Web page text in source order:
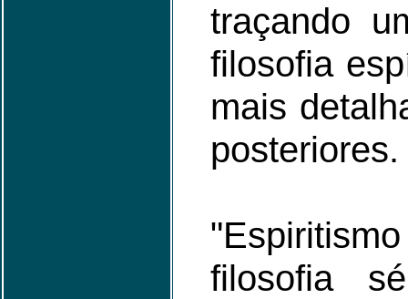
traçando
filosofia
mais
posteriores.
filosofia